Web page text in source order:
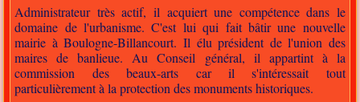
Administrateur très actif, il acquiert une compétence dans le
domaine de l'urbanisme. C'est lui qui fait bâtir une nouvelle
mairie à Boulogne-Billancourt. Il élu président de l'union des
maires de banlieue. Au Conseil général, il appartint à la
commission des beaux-arts car il s'intéressait tout
particulièrement à la protection des monuments historiques.